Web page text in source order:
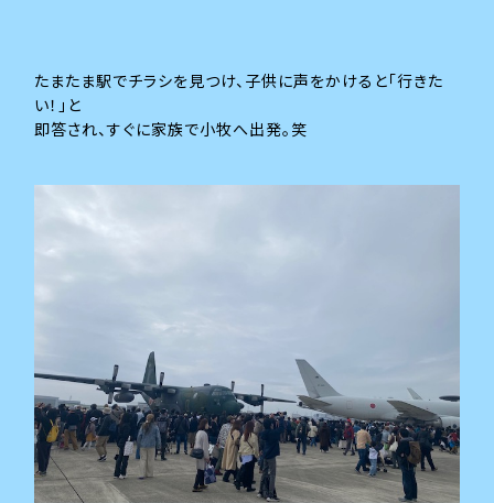
たまたま駅でチラシを見つけ、子供に声をかけると「行きた
い！」と
即答され、すぐに家族で小牧へ出発。笑